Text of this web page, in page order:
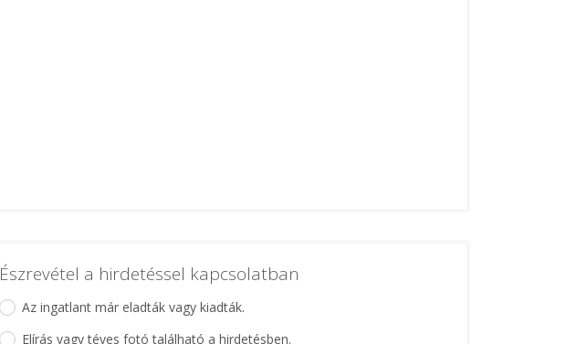
Észrevétel a hirdetéssel kapcsolatban
Az ingatlant már eladták vagy kiadták.
Elírás vagy téves fotó található a hirdetésben.